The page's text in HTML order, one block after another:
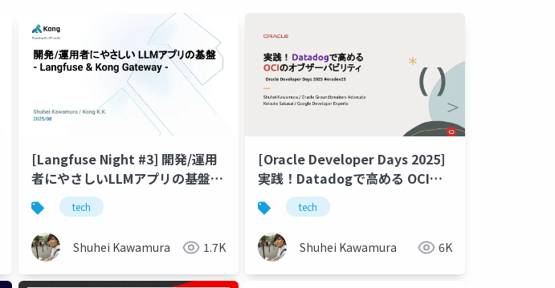
[Langfuse Night #3] 開発/運用
者にやさしいLLMアプリの基盤 -
Langfuse & Kong Gateway -
tech
Shuhei Kawamura 1.7K
[Oracle Developer Days 2025]
実践！Datadogで高める OCIの
オブザーバビリティ
tech
Shuhei Kawamura 6K